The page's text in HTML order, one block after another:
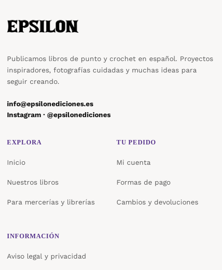
Publicamos libros de punto y crochet en español. Proyectos
inspiradores, fotografías cuidadas y muchas ideas para
seguir creando.
info@epsilonediciones.es
Instagram · @epsilonediciones
EXPLORA
Inicio
Nuestros libros
Para mercerías y librerías
TU PEDIDO
Mi cuenta
Formas de pago
Cambios y devoluciones
INFORMACIÓN
Aviso legal y privacidad